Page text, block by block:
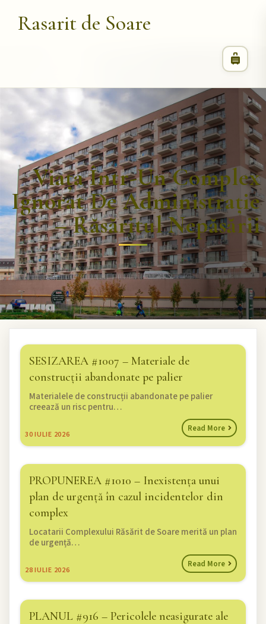
Rasarit de Soare
Viața Într-Un Complex
Ignorat De Administrație
– Răsăritul Nepăsării
SESIZAREA #1007 – Materiale de
construcții abandonate pe palier
30IULIE 2026
Materialele de construcții abandonate pe palier
creează un risc pentru…
Read More
PROPUNEREA #1010 – Inexistența unui
plan de urgență în cazul incidentelor din
complex
28IULIE 2026
Locatarii Complexului Răsărit de Soare merită un plan
de urgență…
Read More
PLANUL #916 – Pericolele neasigurate ale